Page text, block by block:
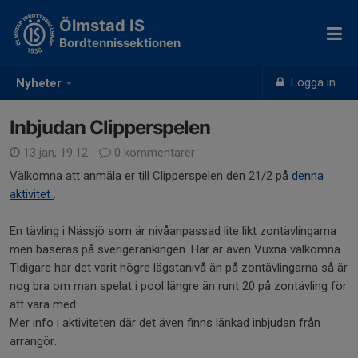
Nyheter Logga in
Ölmstad IS
Bordtennissektionen
Inbjudan Clipperspelen
13 jan, 19:12
0 kommentarer
Välkomna att anmäla er till Clipperspelen den 21/2 på denna
aktivitet .
En tävling i Nässjö som är nivåanpassad lite likt zontävlingarna
men baseras på sverigerankingen. Här är även Vuxna välkomna.
Tidigare har det varit högre lägstanivå än på zontävlingarna så är
nog bra om man spelat i pool längre än runt 20 på zontävling för
att vara med.
Mer info i aktiviteten där det även finns länkad inbjudan från
arrangör.